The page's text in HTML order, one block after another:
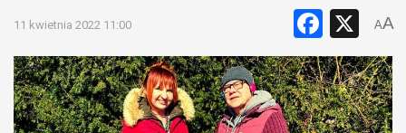
11 kwietnia 2022 11:00 X
AA